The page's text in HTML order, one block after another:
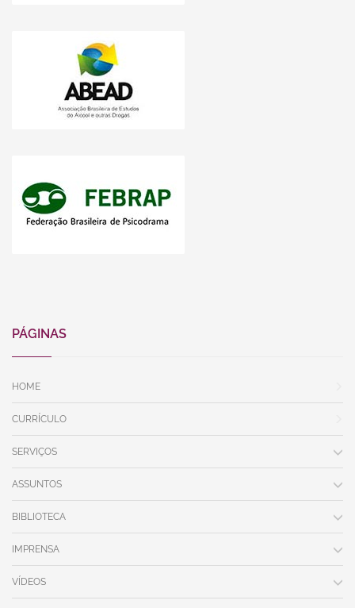
PÁGINAS
HOME
CURRÍCULO
SERVIÇOS
ASSUNTOS
BIBLIOTECA
IMPRENSA
VÍDEOS